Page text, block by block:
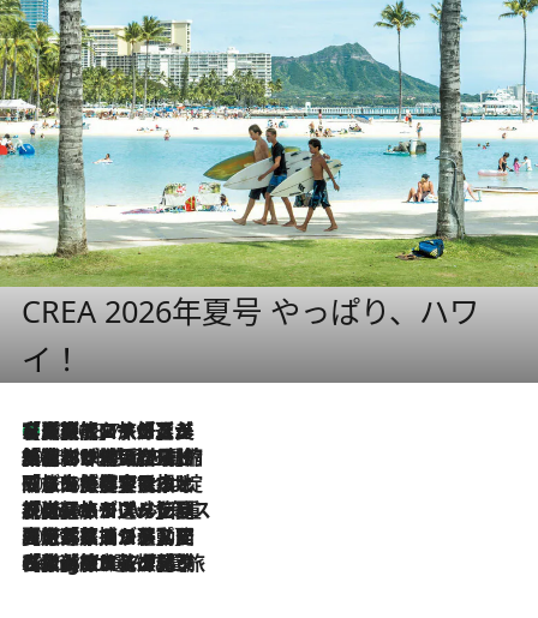
CREA 2026年夏号 やっぱり、ハワ
イ！
2026.8.7
【厳選旅コスメ】「多機能アイテムがメイン！」旅好き美容エディターが選んだ夏旅ベストコスメを発表【Mサイズジップ】
2026.8.6
「荷物が増えるほど旅ストレスは増す」美容ジャーナリストがたどり着いた最終結論。“化粧品を劇的に減らす”感動の凝縮美容とは
2026.8.6
「旅先には金髪ウィッグを持参」日本と同じメイクでは損してる!? 美容ジャーナリストが提案する“掟破りの旅美容”とは
2026.8.6
【厳選旅コスメ】「身軽さ＆UV対策重視！」ヘアアーティストshucoが選んだ夏旅ベストコスメを発表【Mサイズジップ】
2026.8.5
【厳選旅コスメ】国内をあちこち移動する河井菜摘が選んだ夏旅ベストコスメ発表！「リラックスアイテムはマスト」【Mサイズジップ】
2026.8.4
【厳選旅コスメ】「紫外線＆乾燥対策しながらメイク感も！」ヘア＆メイクGeorgeが選んだ夏旅ベストコスメを発表！【Mサイズジップ】